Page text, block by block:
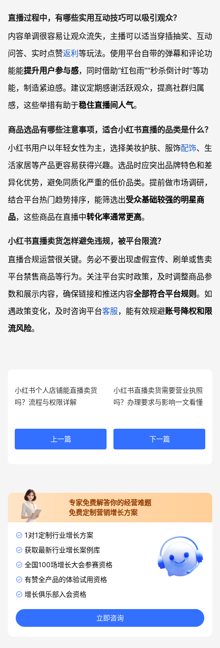
直播过程中，有哪些实用互动技巧可以吸引观众？
内容单调很容易让观众流失，主播可以适当穿插抽奖、互动
问答、实时点赞返利 等玩法。使用平台自带的弹幕和评论功
能能提升用户参与感，同时借助“红包雨”“秒杀倒计时”等功
能，制造紧迫感。建议定期感谢活跃观众，提高社群归属
感，这些举措有助于稳住直播间人气。
商品选品有哪些注意事项，适合小红书直播的品类是什么？
小红书用户以年轻女性为主，选择美妆护肤、服饰配饰、生
活家居等产品更容易获得兴趣。选品时应突出品牌特色和差
异化优势，避免同质化严重的低价品类。提前做市场调研，
结合平台热门趋势排序，能筛选出受众基础较强的明星商
品，这些商品在直播中转化率通常更高。
小红书直播卖货怎样避免违规，被平台限流？
直播合规运营很关键。务必不要出现虚假宣传、刷单或售卖
平台禁售商品等行为。关注平台实时政策，及时调整商品参
数和展示内容，确保链接和推送内容全部符合平台规则。如
遇政策变化，及时咨询平台客服，能有效规避账号降权和限
流风险。
小红书个人店铺能直播卖货
吗？流程与权限详解
上一篇
小红书直播卖货需要营业执照
吗？办理要求与影响一文看懂
下一篇
专家免费解答你的经营难题
免费定制营销增长方案
1对1定制行业增长方案
获取最新行业增长案例库
全国100场增长大会参赛资格
有赞全产品的体验试用资格
增长俱乐部入会资格
立即咨询